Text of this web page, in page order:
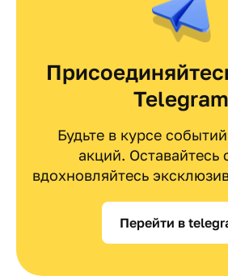
Telegram
Будьте в курсе
акций. Оставайтесь
вдохновляйтесь
Перейти в